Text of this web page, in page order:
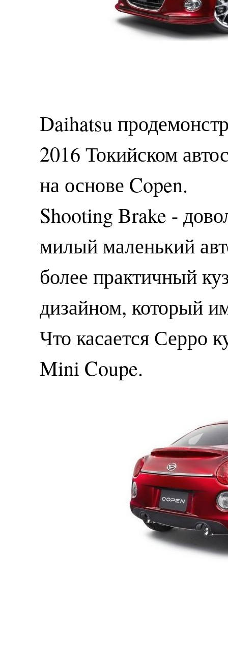
Daihatsu
2016 Токийском
на основе Copen.
Shooting Brake -
милый маленький
более практичный
дизайном, который
Что касается Серро
Mini Coupe.